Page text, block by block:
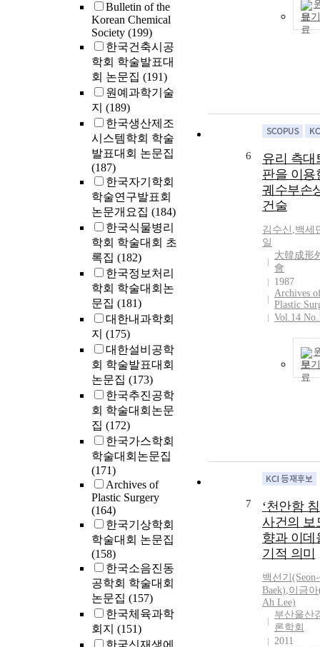
Bulletin of the
Korean Chemical
Society (199)
한국건축시공
학회 학술발표대
회 논문집 (191)
원예과학기술
지 (189)
한국생산제조
시스템학회 학술
발표대회 논문집
(187)
한국자기학회
학술연구발표회
논문개요집 (184)
한국식물병리
학회 학술대회 초
록집 (182)
한국정보처리
학회 학술대회논
문집 (181)
대한내과학회
지 (175)
대한설비공학
회 학술발표대회
논문집 (173)
한국추진공학
회 학술대회논문
집 (172)
한국가스학회
학술대회논문집
(171)
Archives of
Plastic Surgery
(164)
한국기상학회
학술대회 논문집
(158)
한국소음진동
공학회 학술대회
논문집 (157)
한국체육과학
회지 (151)
보기
6
유리 측대
판을 이용
궤수부손
건술
김수신 ,백세
일
大韓成形
會
1987
Archives
Plastic
Vol.14
보기
7
‘천안함
사건의 보
향과 이데
기적 의미
백선기
Baek),이금
Ah Lee)
부산울산
론학회
2011